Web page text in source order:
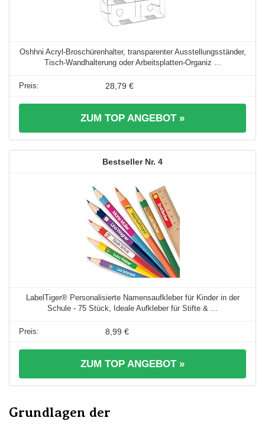
Oshhni Acryl-Broschürenhalter, transparenter Ausstellungsständer,
Tisch-Wandhalterung oder Arbeitsplatten-Organiz ...
28,79 €
ZUM TOP ANGEBOT »
4
LabelTiger® Personalisierte Namensaufkleber für Kinder in der
Schule - 75 Stück, Ideale Aufkleber für Stifte & ...
8,99 €
ZUM TOP ANGEBOT »
Grundlagen der